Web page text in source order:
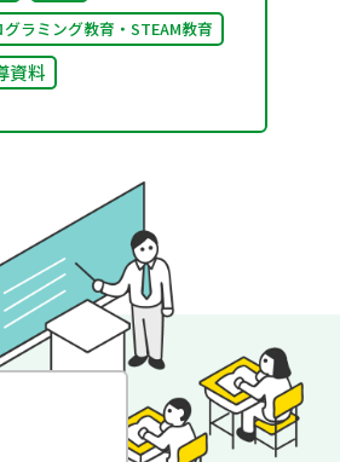
グラミング教育・STEAM教育
資料